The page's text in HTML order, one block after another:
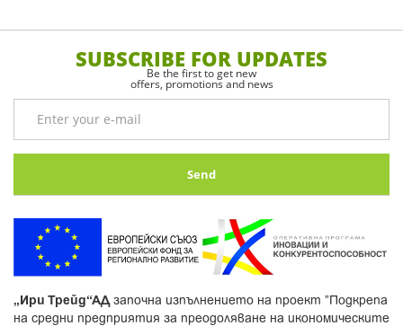
SUBSCRIBE FOR UPDATES
Be the first to get new
offers, promotions and news
Send
„Ири Трейд“АДзапочна изпълнението на проект ”Подкрепа
на средни предприятия за преодоляване на икономическите